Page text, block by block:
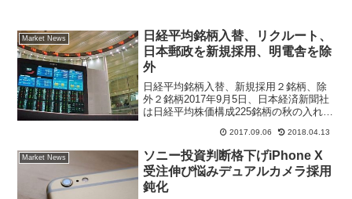
Market News
日経平均銘柄入替、リクルート、
日本郵政を新規採用、明電舎を除
外
日経平均銘柄入替、新規採用２銘柄、除
外２銘柄2017年9月5日、日本経済新聞社
は日経平均株価構成225銘柄の秋の入れ替
銘柄となる。新規採用銘柄にはリクルー
トホールディングス(6098)、働き方改革
関連銘柄...
2017.09.06 2018.04.13
Market News
ソニー投資判断格下げiPhone X
受注伸び悩みデュアルカメラ採用
鈍化